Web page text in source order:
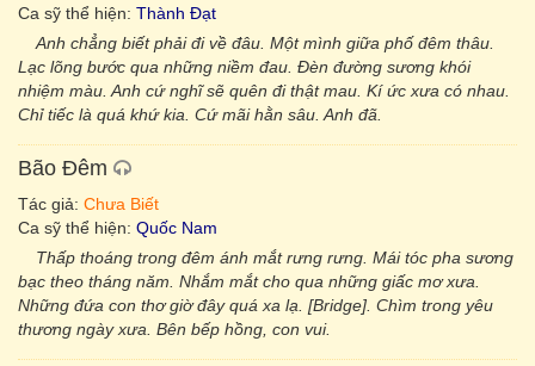
Ca sỹ thể hiện: Thành Đạt
Anh chẳng biết phải đi về đâu. Một mình giữa phố đêm thâu.
Lạc lõng bước qua những niềm đau. Đèn đường sương khói
nhiệm màu. Anh cứ nghĩ sẽ quên đi thật mau. Kí ức xưa có nhau.
Chỉ tiếc là quá khứ kia. Cứ mãi hằn sâu. Anh đã.
Bão Đêm
Tác giả: Chưa Biết
Ca sỹ thể hiện: Quốc Nam
Thấp thoáng trong đêm ánh mắt rưng rưng. Mái tóc pha sương
bạc theo tháng năm. Nhắm mắt cho qua những giấc mơ xưa.
Những đứa con thơ giờ đây quá xa lạ. [Bridge]. Chìm trong yêu
thương ngày xưa. Bên bếp hồng, con vui.